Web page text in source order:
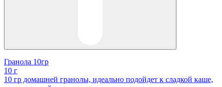
Гранола 10гр
10 г
10 гр домашней гранолы, идеально подойдет к сладкой каше,